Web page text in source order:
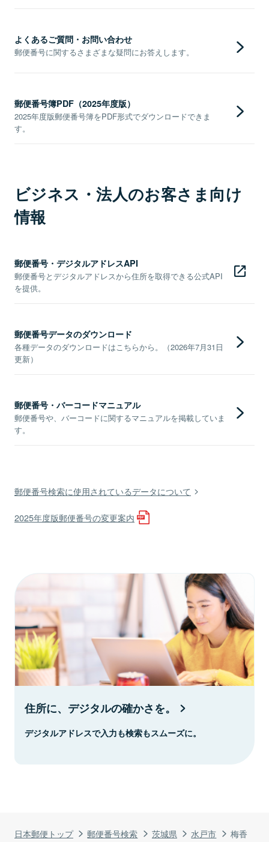
日本郵便トップ 郵便番号検索 茨城県 水戸市 梅香
よくあるご質問・お問い合わせ
郵便番号に関するさまざまな疑問にお答えします。
郵便番号簿PDF（2025年度版）
2025年度版郵便番号簿をPDF形式でダウンロードできま
す。
ビジネス・法人のお客さま向け
情報
郵便番号・デジタルアドレスAPI
郵便番号とデジタルアドレスから住所を取得できる公式API
を提供。
郵便番号データのダウンロード
各種データのダウンロードはこちらから。（2026年7月31日
更新）
郵便番号・バーコードマニュアル
郵便番号や、バーコードに関するマニュアルを掲載していま
す。
郵便番号検索に使用されているデータについて
2025年度版郵便番号の変更案内
住所に、デジタルの確かさを。
デジタルアドレスで入力も検索もスムーズに。